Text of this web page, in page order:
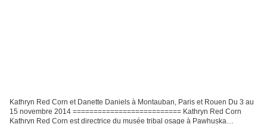
Kathryn Red Corn et Danette Daniels à Montauban, Paris et Rouen Du 3 au
15 novembre 2014 ========================== Kathryn Red Corn
Kathryn Red Corn est directrice du musée tribal osage à Pawhuska